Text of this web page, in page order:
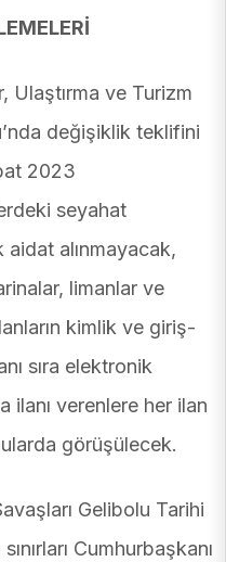
Ulaştırma ve Turizm
değişiklik teklifini
2023
seyahat
aidat alınmayacak,
limanlar ve
kimlik ve giriş-
sıra elektronik
ilanı verenlere her ilan
görüşülecek.
Gelibolu Tarihi
Cumhurbaşkanı